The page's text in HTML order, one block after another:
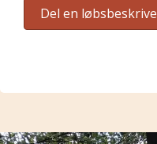
Del en